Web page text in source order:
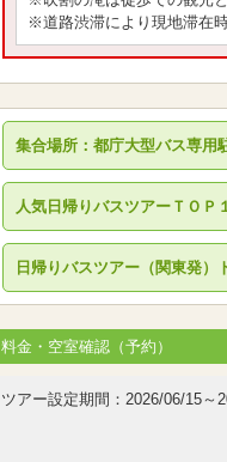
※道路渋滞により現地滞在
集合場所：都庁大型バス専用
人気日帰りバスツアーＴＯＰ
日帰りバスツアー（関東発）
料金・空室確認（予約）
ツアー設定期間：2026/06/15～